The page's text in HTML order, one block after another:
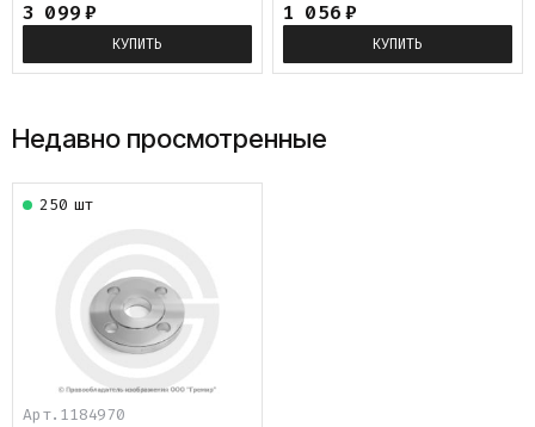
33259-2015
3 099₽
КУПИТЬ
33259-2015
1 056₽
КУПИТЬ
Недавно просмотренные
Арт. 1184970
250 шт